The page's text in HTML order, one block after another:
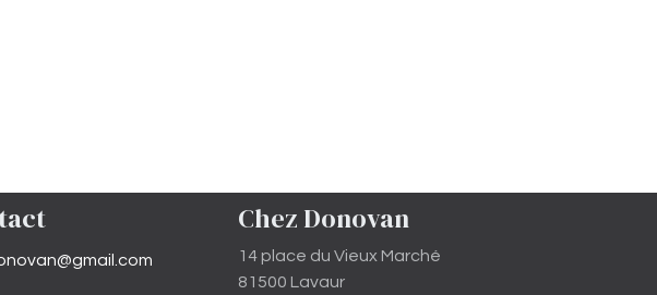
Chez Donovan
14 place du Vieux Marché
81500 Lavaur